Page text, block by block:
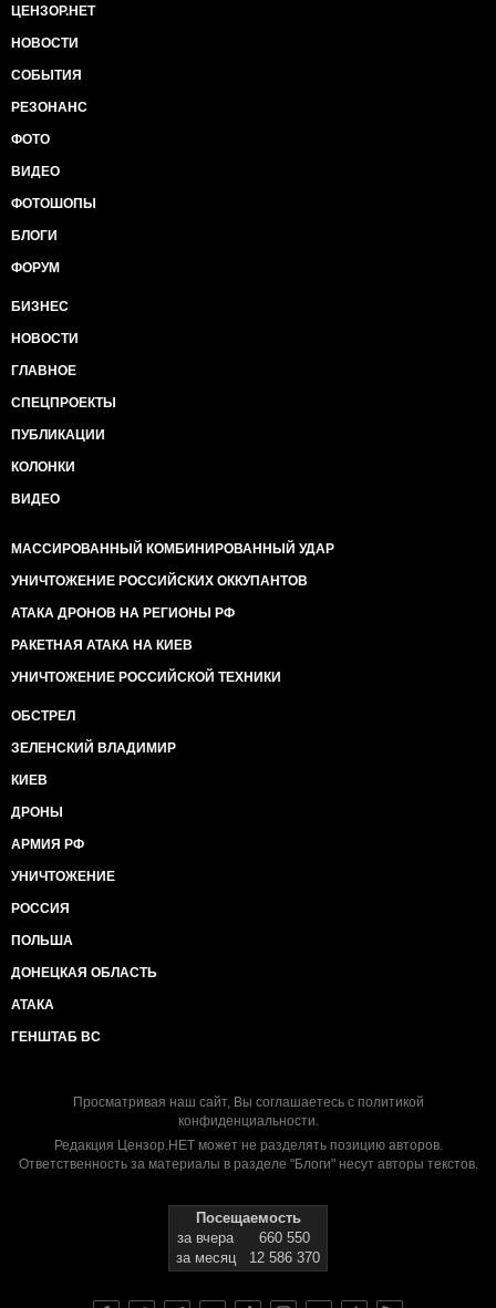
ЦЕНЗОР.НЕТ
НОВОСТИ
СОБЫТИЯ
РЕЗОНАНС
ФОТО
ВИДЕО
ФОТОШОПЫ
БЛОГИ
ФОРУМ
БИЗНЕС
НОВОСТИ
ГЛАВНОЕ
СПЕЦПРОЕКТЫ
ПУБЛИКАЦИИ
КОЛОНКИ
ВИДЕО
МАССИРОВАННЫЙ КОМБИНИРОВАННЫЙ УДАР
УНИЧТОЖЕНИЕ РОССИЙСКИХ ОККУПАНТОВ
АТАКА ДРОНОВ НА РЕГИОНЫ РФ
РАКЕТНАЯ АТАКА НА КИЕВ
УНИЧТОЖЕНИЕ РОССИЙСКОЙ ТЕХНИКИ
ОБСТРЕЛ
ЗЕЛЕНСКИЙ ВЛАДИМИР
КИЕВ
ДРОНЫ
АРМИЯ РФ
УНИЧТОЖЕНИЕ
РОССИЯ
ПОЛЬША
ДОНЕЦКАЯ ОБЛАСТЬ
АТАКА
ГЕНШТАБ ВС
Просматривая наш сайт, Вы соглашаетесь с политикой
конфиденциальности.
Редакция Цензор.НЕТ может не разделять позицию авторов.
Ответственность за материалы в разделе "Блоги" несут авторы текстов.
Посещаемость
за вчера
660 550
за месяц
12 586 370